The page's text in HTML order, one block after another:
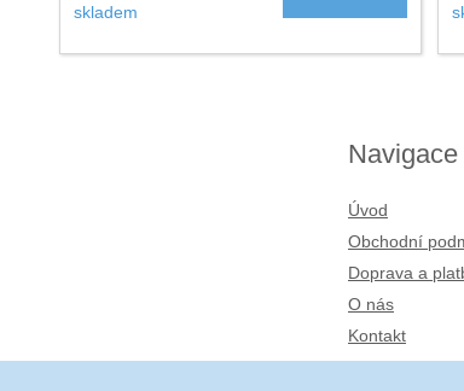
skladem
Navigace
Úvod
Obchodní
Doprava a
O nás
Kontakt